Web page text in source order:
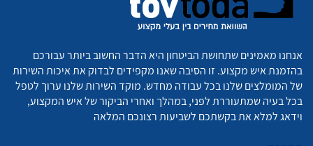
אנחנו מאמינים שתחושת הביטחון היא הדבר החשוב ביותר עבורכם
בהזמנת איש מקצוע. זו הסיבה שאנו מקפידים לבדוק את איכות השירות
של המומלצים שלנו בכל עבודה מחדש. מוקד השירות שלנו ערוך לטפל
בכל בעיה שמתעוררת לפני, במהלך ואחרי הביקור של איש המקצוע,
וידאג למלא את בקשתכם לשביעות רצונכם המלאה